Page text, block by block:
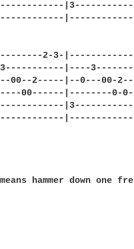
2-3-|------------
|----3-------
00--2-----|--0---00-
00------|--------0-
hammer down one